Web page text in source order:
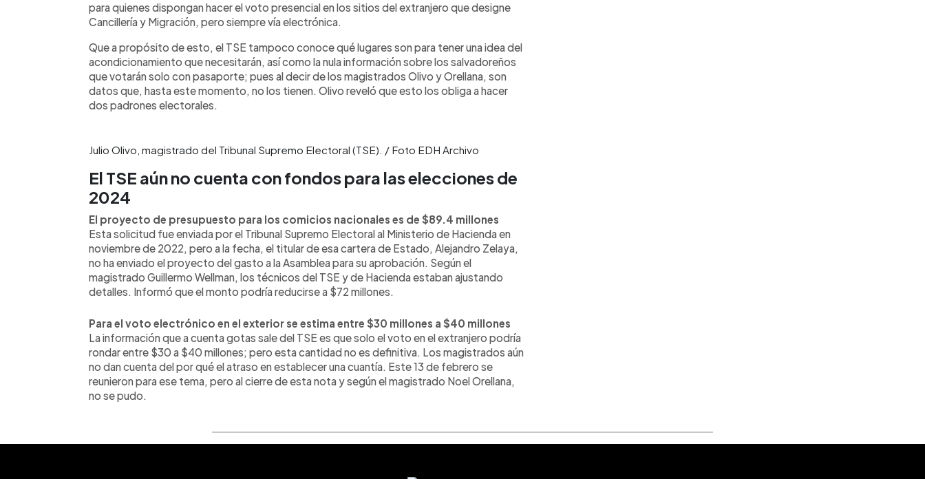
para quienes dispongan hacer el voto presencial en los sitios del extranjero que designe
Cancillería y Migración, pero siempre vía electrónica.
Que a propósito de esto, el TSE tampoco conoce qué lugares son para tener una idea del
acondicionamiento que necesitarán, así como la nula información sobre los salvadoreños
que votarán solo con pasaporte; pues al decir de los magistrados Olivo y Orellana, son
datos que, hasta este momento, no los tienen. Olivo reveló que esto los obliga a hacer
dos padrones electorales.
Julio Olivo, magistrado del Tribunal Supremo Electoral (TSE). / Foto EDH Archivo
El TSE aún no cuenta con fondos para las elecciones de
2024
El proyecto de presupuesto para los comicios nacionales es de $89.4 millones
Esta solicitud fue enviada por el Tribunal Supremo Electoral al Ministerio de Hacienda en
noviembre de 2022, pero a la fecha, el titular de esa cartera de Estado, Alejandro Zelaya,
no ha enviado el proyecto del gasto a la Asamblea para su aprobación. Según el
magistrado Guillermo Wellman, los técnicos del TSE y de Hacienda estaban ajustando
detalles. Informó que el monto podría reducirse a $72 millones.
Para el voto electrónico en el exterior se estima entre $30 millones a $40 millones
La información que a cuenta gotas sale del TSE es que solo el voto en el extranjero podría
rondar entre $30 a $40 millones; pero esta cantidad no es definitiva. Los magistrados aún
no dan cuenta del por qué el atraso en establecer una cuantía. Este 13 de febrero se
reunieron para ese tema, pero al cierre de esta nota y según el magistrado Noel Orellana,
no se pudo.